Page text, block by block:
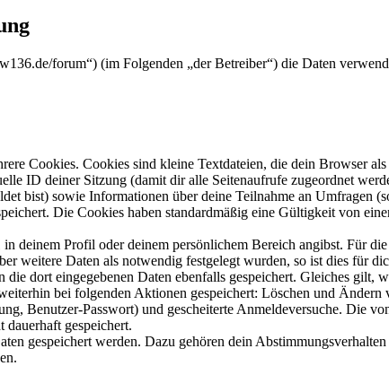
forum“) (im Folgenden „der Betreiber“) die Daten
Cookies. Cookies sind kleine Textdateien, die dein Browser
ID deiner Sitzung (damit dir alle Seitenaufrufe zugeordnet
bist) sowie Informationen über deine Teilnahme an Umfragen
Die Cookies haben standardmäßig eine Gültigkeit von
deinem Profil oder deinem persönlichem Bereich angibst. Für
weitere Daten als notwendig festgelegt wurden, so ist dies für
dort eingegebenen Daten ebenfalls gespeichert. Gleiches gilt,
bei folgenden Aktionen gespeichert: Löschen und
Benutzer-Passwort) und gescheiterte Anmeldeversuche. Die
gespeichert.
gespeichert werden. Dazu gehören dein